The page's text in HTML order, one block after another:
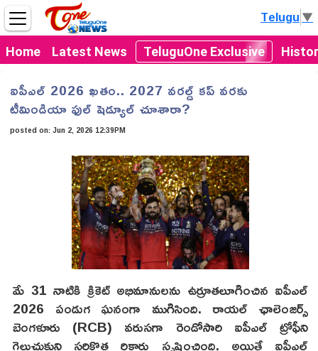
Home Latest News TeluguOne Exclusive
Telugu▼
ఐపీఎల్ 2026 ఖతం.. 2027 వరల్డ్ కప్ వరకు
టీమిండియా ఫుల్ షెడ్యూల్ చూశారా?
posted on:Jun 2, 2026 12:39PM
మే 31 నాటికి క్రికెట్ అభిమానులను ఉర్రూతలూగించిన ఐపీఎల్
2026 పండుగ ఘనంగా ముగిసింది. రాయల్ ఛాలెంజర్స్
బెంగళూరు (RCB) వరుసగా రెండోసారి ఐపీఎల్ ట్రోఫీని
గెలుచుకుని సరికొత్త రికార్డు సృష్టించింది. అయితే ఐపీఎల్